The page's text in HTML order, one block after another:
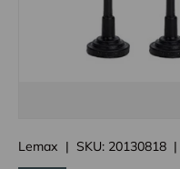
Lemax | SKU: 20130818 |